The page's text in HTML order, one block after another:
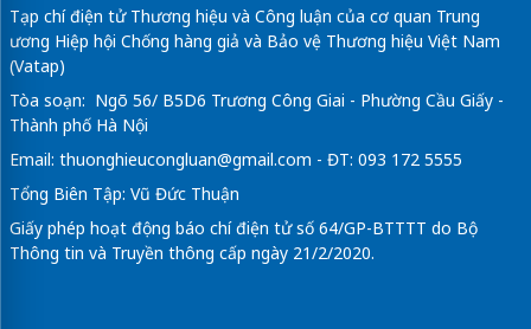
Tạp chí điện tử Thương hiệu và Công luận của cơ quan Trung
ương Hiệp hội Chống hàng giả và Bảo vệ Thương hiệu Việt Nam
(Vatap)
Tòa soạn: Ngõ 56/ B5D6 Trương Công Giai - Phường Cầu Giấy -
Thành phố Hà Nội
Email: thuonghieucongluan@gmail.com - ĐT: 093 172 5555
Tổng Biên Tập: Vũ Đức Thuận
Giấy phép hoạt động báo chí điện tử số 64/GP-BTTTT do Bộ
Thông tin và Truyền thông cấp ngày 21/2/2020.